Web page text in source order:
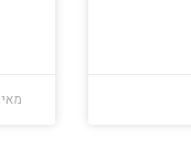
מאי 25, 2024